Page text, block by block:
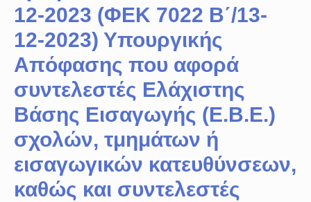
12-2023 (ΦΕΚ 7022 Β΄/13-
12-2023) Υπουργικής
Απόφασης που αφορά
συντελεστές Ελάχιστης
Βάσης Εισαγωγής (Ε.Β.Ε.)
σχολών, τμημάτων ή
εισαγωγικών κατευθύνσεων,
καθώς και συντελεστές